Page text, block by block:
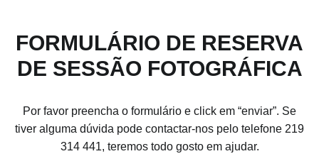
FORMULÁRIO DE RESERVA
DE SESSÃO FOTOGRÁFICA
Por favor preencha o formulário e click em “enviar”. Se
tiver alguma dúvida pode contactar-nos pelo telefone 219
314 441, teremos todo gosto em ajudar.